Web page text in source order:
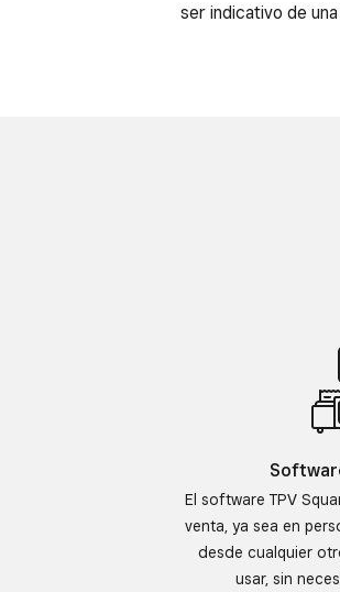
ser indicativo de
El software TPV
venta, ya sea en
desde cualquier
usar, sin